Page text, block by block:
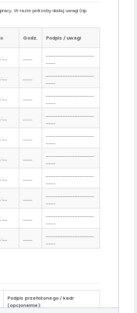
W razie potrzeby dodaj uwagi (np.
Godz. Podpis / uwagi
__:__
__:__
__:__
__:__
__:__
__:__
__:__
__:__
__:__
__:__
Podpis przełożonego / kadr
(opcjonalnie):